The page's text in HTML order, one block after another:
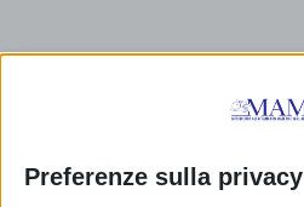
Preferenze sulla privacy